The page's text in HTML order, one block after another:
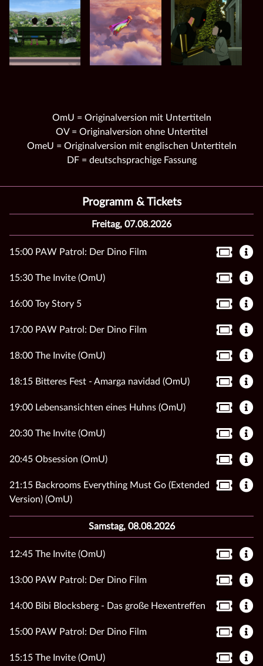
OmU = Originalversion mit Untertiteln
OV = Originalversion ohne Untertitel
OmeU = Originalversion mit englischen Untertiteln
DF = deutschsprachige Fassung
Programm & Tickets
Freitag, 07.08.2026
15:00 PAW Patrol: Der Dino Film
15:30 The Invite (OmU)
16:00 Toy Story 5
17:00 PAW Patrol: Der Dino Film
18:00 The Invite (OmU)
18:15 Bitteres Fest - Amarga navidad (OmU)
19:00 Lebensansichten eines Huhns (OmU)
20:30 The Invite (OmU)
20:45 Obsession (OmU)
21:15 Backrooms Everything Must Go (Extended
Version) (OmU)
Samstag, 08.08.2026
12:45 The Invite (OmU)
13:00 PAW Patrol: Der Dino Film
14:00 Bibi Blocksberg - Das große Hexentreffen
15:00 PAW Patrol: Der Dino Film
15:15 The Invite (OmU)